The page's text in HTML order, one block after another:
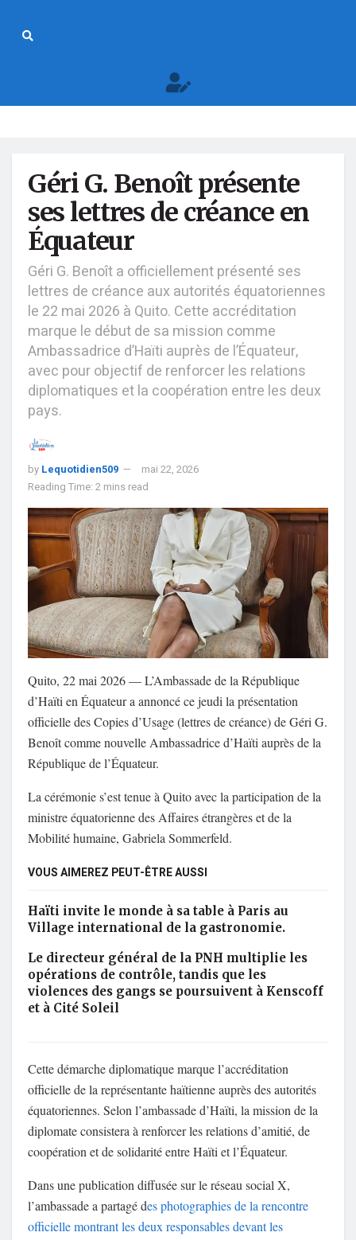
Géri G. Benoît présente
ses lettres de créance en
Équateur
Géri G. Benoît a officiellement présenté ses
lettres de créance aux autorités équatoriennes
le 22 mai 2026 à Quito. Cette accréditation
marque le début de sa mission comme
Ambassadrice d’Haïti auprès de l’Équateur,
avec pour objectif de renforcer les relations
diplomatiques et la coopération entre les deux
pays.
by Lequotidien509
mai 22, 2026
Reading Time: 2 mins read
Quito, 22 mai 2026 — L’Ambassade de la République
d’Haïti en Équateura annoncé ce jeudi la présentation
officielle des Copies d’Usage (lettres de créance) deGéri G.
Benoîtcomme nouvelle Ambassadrice d’Haïti auprès de la
République de l’Équateur.
La cérémonie s’est tenue à Quitoavec la participation de la
ministre équatorienne des Affaires étrangères et de la
Mobilité humaine, Gabriela Sommerfeld.
VOUS AIMEREZ PEUT-ÊTRE AUSSI
Haïti invite le monde à sa table à Paris au
Village international de la gastronomie.
Le directeur général de la PNH multiplie les
opérations de contrôle, tandis que les
violences des gangs se poursuivent à Kenscoff
et à Cité Soleil
Cette démarche diplomatique marque l’accréditation
officielle de la représentante haïtienne auprès des autorités
équatoriennes. Selon l’ambassade d’Haïti, la mission de la
diplomate consistera à renforcer les relations d’amitié, de
coopération et de solidarité entreHaïti et l’Équateur.
Dans une publication diffusée sur le réseau social X,
l’ambassade a partagé des photographies de la rencontre
officielle montrant les deux responsables devant les